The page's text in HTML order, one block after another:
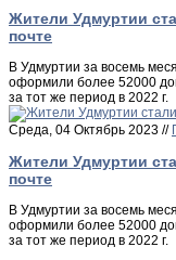
Жители Удмуртии
почте
В Удмуртии за восемь
оформили более 52000
за тот же период в 2022 г.
Среда, 04 Октябрь 2023 //
Жители Удмуртии
почте
В Удмуртии за восемь
оформили более 52000
за тот же период в 2022 г.